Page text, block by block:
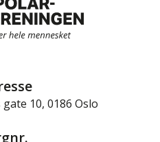
10, 0186 Oslo